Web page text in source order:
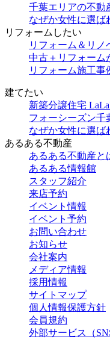
千葉エリアの不動
なぜか女性に選ば
リフォームしたい
リフォーム＆リノ
中古＋リフォーム
リフォーム施工事
建てたい
新築分譲住宅
フォーシーズン千
なぜか女性に選ば
あるある不動産
あるある不動産と
あるある情報館
スタッフ紹介
来店予約
イベント情報
イベント予約
お問い合わせ
お知らせ
会社案内
メディア情報
採用情報
サイトマップ
個人情報保護方針
会員規約
外部サービス（